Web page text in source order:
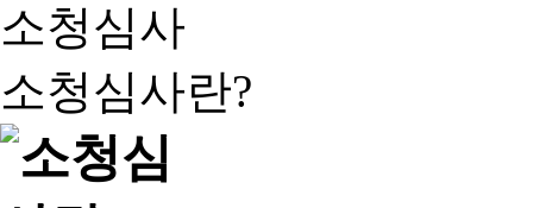
소청심사
소청심사란?